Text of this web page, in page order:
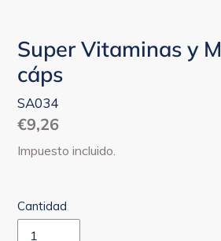
Super Vitaminas y
cáps
SA034
Precio
habitual
€9,26
Impuesto incluido.
Cantidad